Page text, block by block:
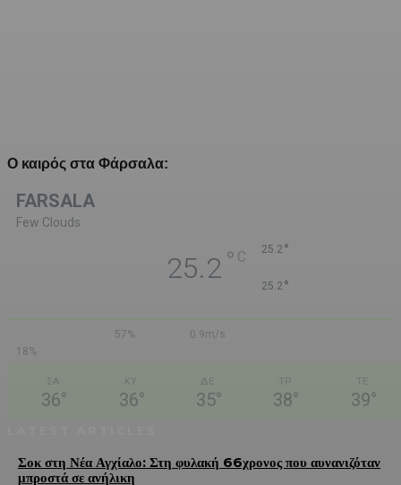
Ο καιρός στα Φάρσαλα:
FARSALA
Few Clouds
25.2 ° C 25.2 °
25.2 °
57%
0.9m/s
18%
ΣΑ
36°
ΚΥ
36°
ΔΕ
35°
ΤΡ
38°
ΤΕ
39°
Σοκ στη Νέα Αγχίαλο: Στη φυλακή 66χρονος που αυνανιζόταν
μπροστά σε ανήλικη